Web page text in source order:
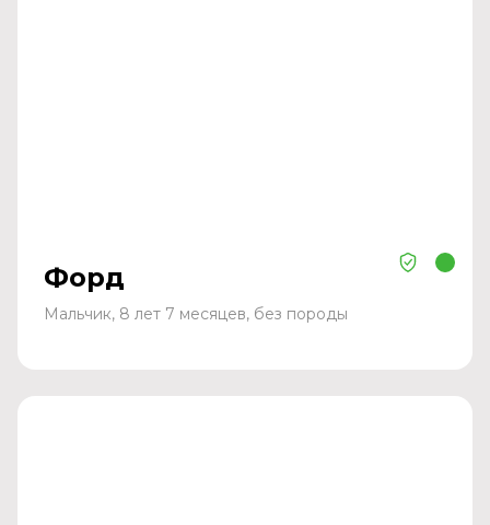
Форд
Мальчик, 8 лет 7 месяцев, без породы